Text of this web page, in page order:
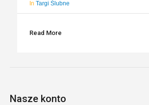
In Targi Ślubne
Read More
Nasze konto